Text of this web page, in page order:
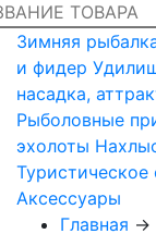
Зимняя
и фидер
насадка,
Рыболовные
эхолоты
Аксессуары
Главная →